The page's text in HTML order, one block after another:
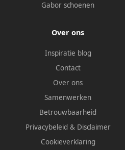
Gabor schoenen
Over ons
Inspiratie blog
Contact
Over ons
Samenwerken
Betrouwbaarheid
Privacybeleid & Disclaimer
Cookieverklaring